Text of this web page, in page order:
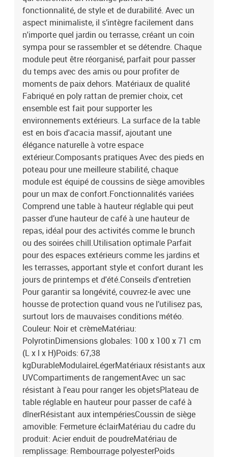
8721288441249SKU: 3364005Brand: vidaXL
fonctionnalité, de style et de durabilité. Avec un
aspect minimaliste, il s’intègre facilement dans
n'importe quel jardin ou terrasse, créant un coin
sympa pour se rassembler et se détendre. Chaque
module peut être réorganisé, parfait pour passer
du temps avec des amis ou pour profiter de
moments de paix dehors. Matériaux de qualité
Fabriqué en poly rattan de premier choix, cet
ensemble est fait pour supporter les
environnements extérieurs. La surface de la table
est en bois d'acacia massif, ajoutant une
élégance naturelle à votre espace
extérieur.Composants pratiques Avec des pieds en
poteau pour une meilleure stabilité, chaque
module est équipé de coussins de siège amovibles
pour un max de confort.Fonctionnalités variées
Comprend une table à hauteur réglable qui peut
passer d’une hauteur de café à une hauteur de
repas, idéal pour des activités comme le brunch
ou des soirées chill.Utilisation optimale Parfait
pour des espaces extérieurs comme les jardins et
les terrasses, apportant style et confort durant les
jours de printemps et d'été.Conseils d'entretien
Pour garantir sa longévité, couvrez-le avec une
housse de protection quand vous ne l’utilisez pas,
surtout lors de mauvaises conditions météo.
Couleur: Noir et crèmeMatériau:
PolyrotinDimensions globales: 100 x 100 x 71 cm
(L x l x H)Poids: 67,38
kgDurableModulaireLégerMatériaux résistants aux
UVCompartiments de rangementAvec un sac
résistant à l'eau pour ranger les objetsPlateau de
table réglable en hauteur pour passer de café à
dînerRésistant aux intempériesCoussin de siège
amovible: Fermeture éclairMatériau du cadre du
produit: Acier enduit de poudreMatériau de
remplissage: Rembourrage polyesterPoids